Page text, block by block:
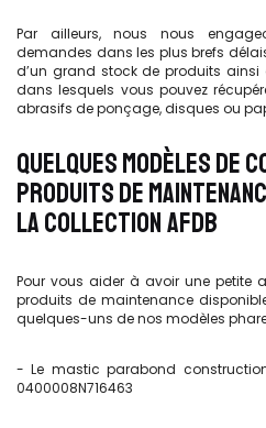
Par ailleurs, nous nous
demandes dans les plus brefs
d’un grand stock de produits
dans lesquels vous pouvez
abrasifs de ponçage, disques ou
QUELQUES MODÈLES DE
PRODUITS DE
LA COLLECTION AFDB
Pour vous aider à avoir une petite
produits de maintenance
quelques-uns de nos modèles
- Le mastic parabond construction
0400008N716463